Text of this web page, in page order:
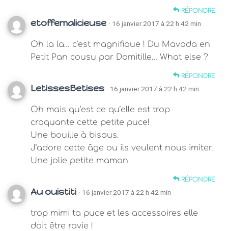
RÉPONDRE
etoffemalicieuse · 16 janvier 2017 à 22 h 42 min
Oh la la… c’est magnifique ! Du Mavada en
Petit Pan cousu par Domitille… What else ?
RÉPONDRE
LetissesBetises · 16 janvier 2017 à 22 h 42 min
Oh mais qu’est ce qu’elle est trop
craquante cette petite puce!
Une bouille à bisous.
J’adore cette âge ou ils veulent nous imiter.
Une jolie petite maman
RÉPONDRE
Au ouistiti · 16 janvier 2017 à 22 h 42 min
trop mimi ta puce et les accessoires elle
doit être ravie !